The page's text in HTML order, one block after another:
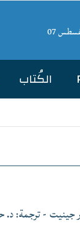
07
الكُتاب
جينيت - ترجمة: